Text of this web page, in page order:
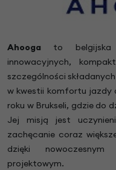
Ahooga to belgijska
innowacyjnych,
szczególności
w kwestii komfortu jazdy
roku w Brukseli, gdzie do
Jej misją jest
zachęcanie coraz
dzięki
projektowym.